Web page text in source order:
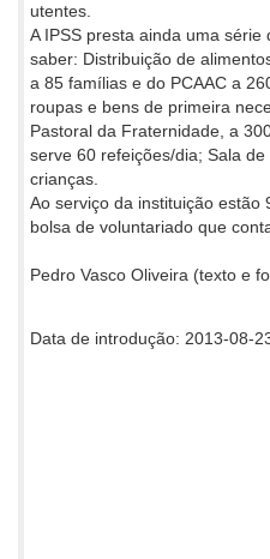
utentes.
A IPSS presta ainda uma
saber: Distribuição de
a 85 famílias e do PCAAC a
roupas e bens de primeira
Pastoral da Fraternidade, a
serve 60 refeições/dia; Sala
crianças.
Ao serviço da instituição estão
bolsa de voluntariado que
Pedro Vasco Oliveira (texto e
Data de introdução: 2013-08-